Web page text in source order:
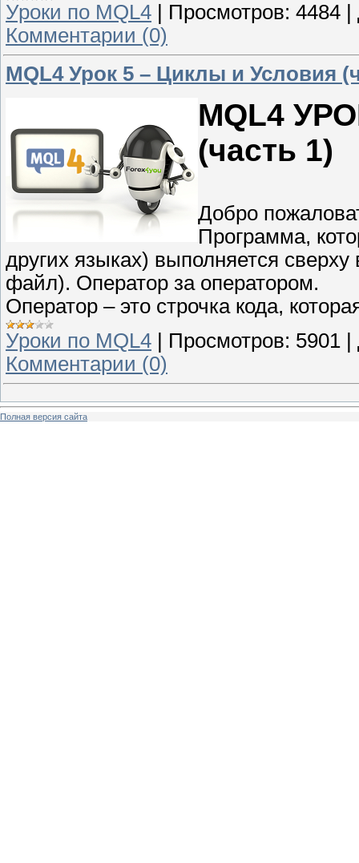
Уроки по MQL4
Просмотров: 4484
Комментарии (0)
MQL4 Урок 5 – Циклы и Условия
MQL4
(часть 1)
Добро
Программа,
других языках) выполняется
файл). Оператор за оператором.
Оператор – это строчка кода,
Уроки по MQL4
Просмотров: 5901
Комментарии (0)
Полная версия сайта